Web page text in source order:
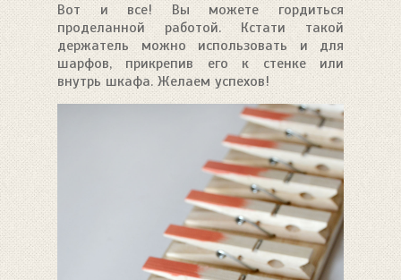
Вот и все! Вы можете гордиться
проделанной работой. Кстати такой
держатель можно использовать и для
шарфов, прикрепив его к стенке или
внутрь шкафа. Желаем успехов!